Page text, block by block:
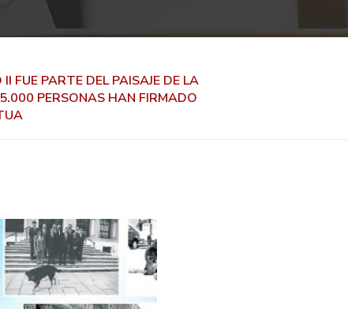
FUE PARTE DEL PAISAJE DE LA
PERSONAS HAN FIRMADO